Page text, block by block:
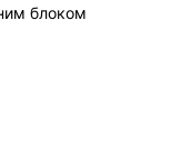
блоком